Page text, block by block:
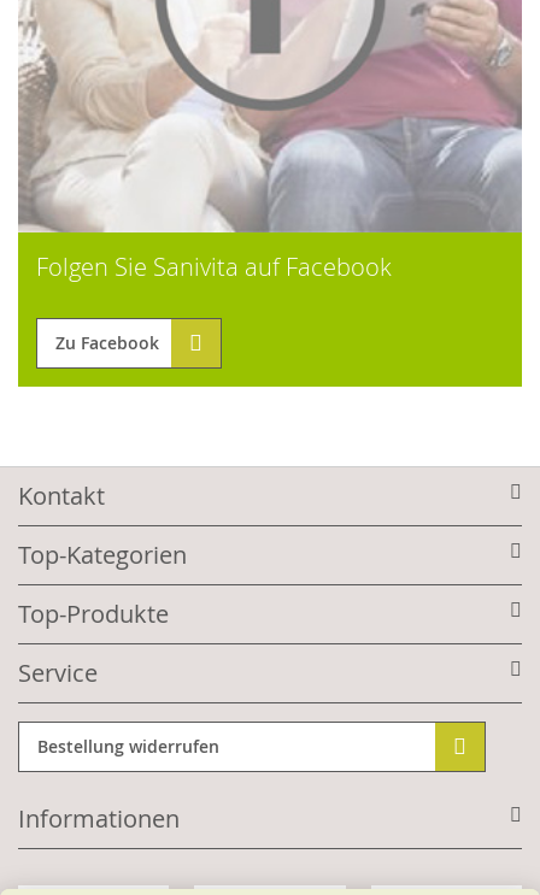
Folgen Sie Sanivita auf Facebook
Zu Facebook
Kontakt
Top-Kategorien
Top-Produkte
Service
Bestellung widerrufen
Informationen